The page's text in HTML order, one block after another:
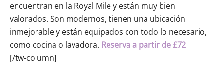
encuentran en la Royal Mile y están muy bien
valorados. Son modernos, tienen una ubicación
inmejorable y están equipados con todo lo necesario,
como cocina o lavadora. Reserva a partir de £72
[/tw-column]